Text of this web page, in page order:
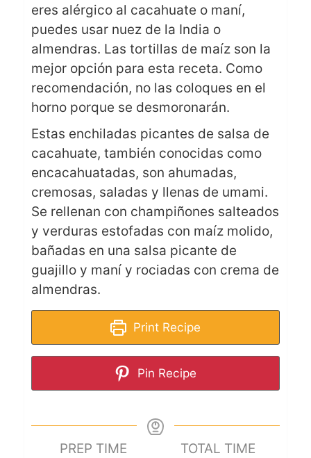
eres alérgico al cacahuate o maní,
puedes usar nuez de la India o
almendras. Las tortillas de maíz son la
mejor opción para esta receta. Como
recomendación, no las coloques en el
horno porque se desmoronarán.
Estas enchiladas picantes de salsa de
cacahuate, también conocidas como
encacahuatadas, son ahumadas,
cremosas, saladas y llenas de umami.
Se rellenan con champiñones salteados
y verduras estofadas con maíz molido,
bañadas en una salsa picante de
guajillo y maní y rociadas con crema de
almendras.
Print Recipe
Pin Recipe
PREP TIME
TOTAL TIME